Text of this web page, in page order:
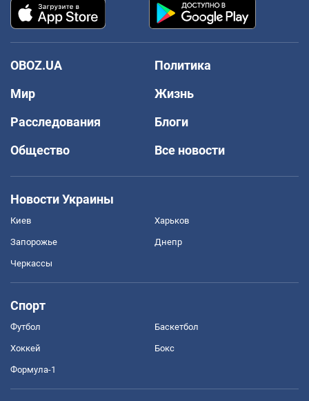
OBOZ.UA
Политика
Мир
Жизнь
Расследования
Блоги
Общество
Все новости
Новости Украины
Киев Харьков
Запорожье Днепр
Черкассы
Спорт
Футбол Баскетбол
Хоккей Бокс
Формула-1